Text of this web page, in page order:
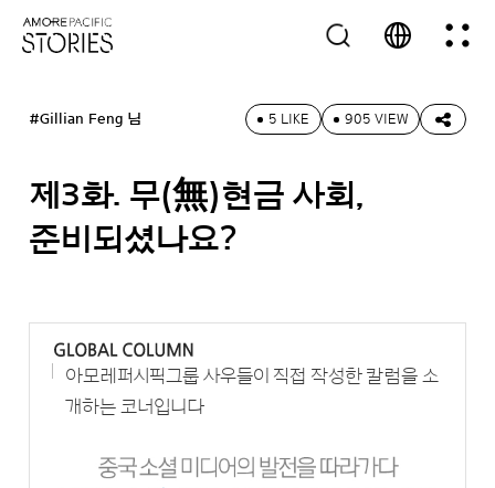
#Gillian Feng 님 5 LIKE 905 VIEW
제3화. 무(無)현금 사회,
준비되셨나요?
아모레퍼시픽그룹 사우들이 직접 작성한 칼럼을 소
개하는 코너입니다